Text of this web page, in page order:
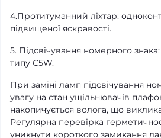
4.Протитуманний ліхтар:
підвищеної яскравості.
5. Підсвічування номерного
типу C5W.
При заміні ламп підсвічування
увагу на стан ущільнювачів
накопичується волога, що
Регулярна перевірка
уникнути короткого замикання